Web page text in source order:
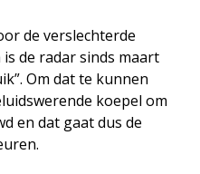
de verslechterde
de radar sinds maart
Om dat te kunnen
koepel om
en dat gaat dus de